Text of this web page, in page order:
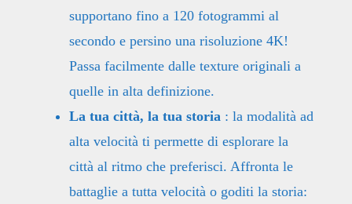
supportano fino a 120 fotogrammi al
secondo e persino una risoluzione 4K!
Passa facilmente dalle texture originali a
quelle in alta definizione.
La tua città, la tua storia : la modalità ad
alta velocità ti permette di esplorare la
città al ritmo che preferisci. Affronta le
battaglie a tutta velocità o goditi la storia: